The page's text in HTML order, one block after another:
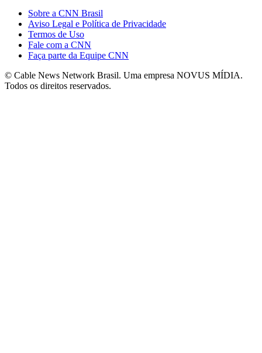
Sobre a CNN Brasil
Aviso Legal e Política de Privacidade
Termos de Uso
Fale com a CNN
Faça parte da Equipe CNN
© Cable News Network Brasil. Uma empresa NOVUS MÍDIA.
Todos os direitos reservados.